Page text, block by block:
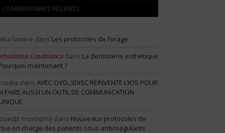
COMMENTAIRES RÉCENTS
lamine dans Les protocoles de forage
Casablanca dans La dentisterie esthétique
maintenant ?
dans AVEC OVO, 3DISC RÉINVENTE L’IOS POUR
FAIRE AUSSI UN OUTIL DE COMMUNICATION
mustapha dans Nouveaux protocoles de
en charge des patients sous anticoagulants